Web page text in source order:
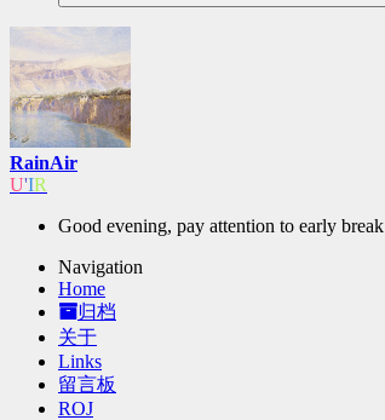
RainAir
OIer
Good evening, pay attention to early break
Navigation
Home
归档
关于
Links
留言板
ROJ